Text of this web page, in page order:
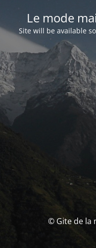
Le mode
Site will be available
© Gite de la